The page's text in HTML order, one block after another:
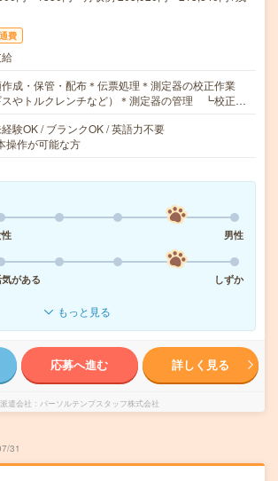
費
作成・保管・配布＊伝票処理＊測定器の校正作業
スやトルクレンチなど）＊測定器の管理 ┗校正…
験OK / ブランクOK / 英語力不要
操作が可能な方
男性
がある
しずか
もっと見る
応募へ進む 詳しく見る
派遣会社 パーソルテンプスタッフ株式会社
31